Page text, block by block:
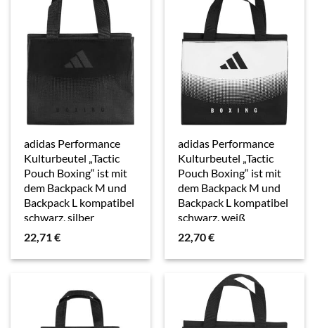
adidas Performance
Kulturbeutel „Tactic
Pouch Boxing“ ist mit
dem Backpack M und
Backpack L kompatibel
schwarz, silber
22,71€
adidas Performance
Kulturbeutel „Tactic
Pouch Boxing“ ist mit
dem Backpack M und
Backpack L kompatibel
schwarz, weiß
22,70€